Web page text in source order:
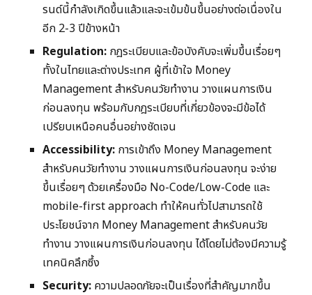
รนด์นี้กำลังเกิดขึ้นแล้วและจะเข้มข้นขึ้นอย่างต่อเนื่องใน
อีก 2-3 ปีข้างหน้า
Regulation: กฎระเบียบและข้อบังคับจะเพิ่มขึ้นเรื่อยๆ
ทั้งในไทยและต่างประเทศ ผู้ที่เข้าใจ Money
Management สำหรับคนวัยทำงาน วางแผนการเงิน
ก่อนลงทุน พร้อมกับกฎระเบียบที่เกี่ยวข้องจะมีข้อได้
เปรียบเหนือคนอื่นอย่างชัดเจน
Accessibility: การเข้าถึง Money Management
สำหรับคนวัยทำงาน วางแผนการเงินก่อนลงทุน จะง่าย
ขึ้นเรื่อยๆ ด้วยเครื่องมือ No-Code/Low-Code และ
mobile-first approach ทำให้คนทั่วไปสามารถใช้
ประโยชน์จาก Money Management สำหรับคนวัย
ทำงาน วางแผนการเงินก่อนลงทุน ได้โดยไม่ต้องมีความรู้
เทคนิคลึกซึ้ง
Security: ความปลอดภัยจะเป็นเรื่องที่สำคัญมากขึ้น